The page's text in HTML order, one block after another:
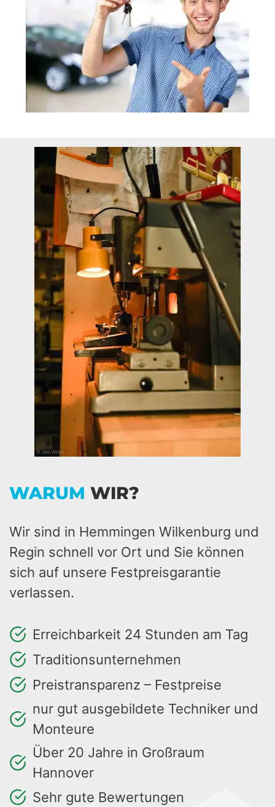
WARUM WIR?
Wir sind in Hemmingen Wilkenburg und
Regin schnell vor Ort und Sie können
sich auf unsere Festpreisgarantie
verlassen.
Erreichbarkeit 24 Stunden am Tag
Traditionsunternehmen
Preistransparenz – Festpreise
nur gut ausgebildete Techniker und
Monteure
Über 20 Jahre in Großraum
Hannover
Sehr gute Bewertungen